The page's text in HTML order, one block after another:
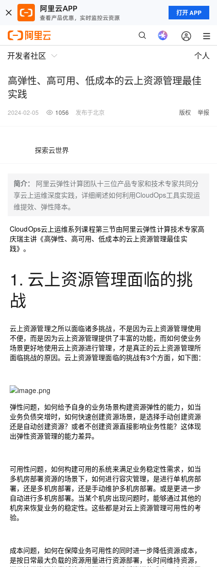
打开 APP
开发者社区 个人
高弹性、高可用、低成本的云上资源管理最佳
实践
2024-02-05 1056 发布于北京 版权 举报
探索云世界
简介：
阿里云弹性计算团队十三位产品专家和技术专家共同分
享云上运维深度实践，详细阐述如何利用CloudOps工具实现运
维提效、弹性降本。
CloudOps云上运维系列课程第三节由阿里云弹性计算技术专家高
庆瑞主讲《高弹性、高可用、低成本的云上资源管理最佳实
践》。
1. 云上资源管理面临的挑
战
云上资源管理之所以面临诸多挑战，不是因为云上资源管理使用
不便，而是因为云上资源管理提供了丰富的功能，而如何使业务
场景更好地使用云上资源进行管理，才是真正的云上资源管理所
面临挑战的原因。云上资源管理面临的挑战有3个方面，如下图：
弹性问题，如何给予自身的业务场景构建资源弹性的能力，如当
业务负债突增时，如何快速创建资源场景，是选择手动创建资源
还是自动创建资源？或者不创建资源直接影响业务性能？这体现
出弹性资源管理的能力差异。
可用性问题，如何构建可用的系统来满足业务稳定性需求，如当
多机房部署资源的场景下，如何进行容灾管理，是进行单机房部
署，还是多机房部署，还是手动维护多机房部署。或是更进一步
自动进行多机房部署。当某个机房出现问题时，能够通过其他的
机房来恢复业务的稳定性。这些都是对云上资源管理可用性的考
验。
成本问题，如何在保障业务可用性的同时进一步降低资源成本，
是按日常最大负载的资源用量进行资源部署，长时间维持资源，